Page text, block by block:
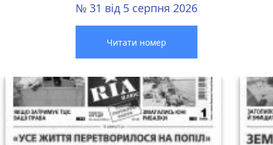
№ 31 від 5 серпня 2026
Читати номер